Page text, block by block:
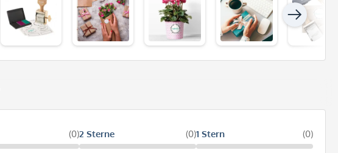
(0)2 Sterne (0)1 Stern (0)